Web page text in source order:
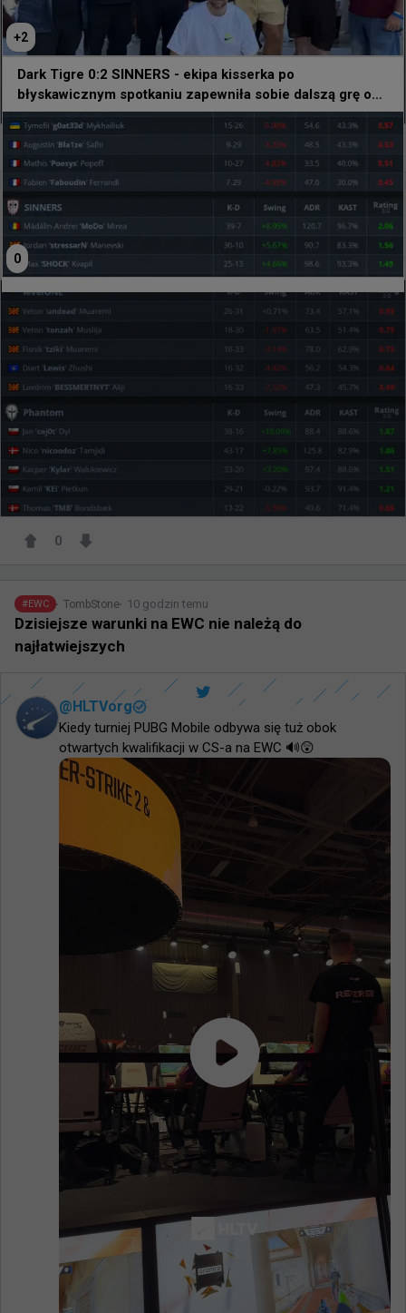
0
#EWC
levelONE 0:2 Phantom - Polacy w fazie play-in
kwalifikacji EWC
0
#EWC TombStone 10 godzin temu
Dzisiejsze warunki na EWC nie należą do
najłatwiejszych
@HLTVorg
Kiedy turniej PUBG Mobile odbywa się tuż obok
otwartych kwalifikacji w CS-a na EWC 🔊😲
+2
Dark Tigre 0:2 SINNERS - ekipa kisserka po
błyskawicznym spotkaniu zapewniła sobie dalszą grę o
EWC
0